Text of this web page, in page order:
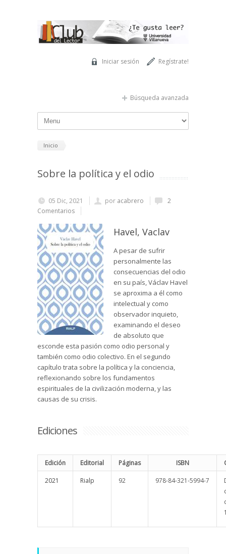
Regístrate!
Iniciar sesión
Búsqueda avanzada
Inicio
Sobre la política y el odio
05 Dic, 2021 por acabrero
2
Comentarios
Havel, Vaclav
A pesar de sufrir
personalmente las
consecuencias del odio
en su país, Václav Havel
se aproxima a él como
intelectual y como
observador inquieto,
examinando el deseo
de absoluto que
esconde esta pasión como odio personal y
también como odio colectivo. En el segundo
capítulo trata sobre la política y la conciencia,
reflexionando sobre los fundamentos
espirituales de la civilización moderna, y las
causas de su crisis.
Ediciones
Edición Editorial Páginas ISBN
2021 Rialp 92 978-84-321-5994-7